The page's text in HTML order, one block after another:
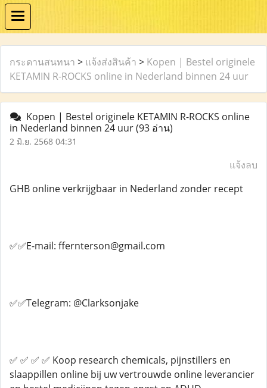
กระดานสนทนา > แจ้งส่งสินค้า > Kopen | Bestel originele
KETAMIN R-ROCKS online in Nederland binnen 24 uur
Kopen | Bestel originele KETAMIN R-ROCKS online
in Nederland binnen 24 uur(93 อ่าน)
2 มิ.ย. 2568 04:31
แจ้งลบ
GHB online verkrijgbaar in Nederland zonder recept
✅✅E-mail: ffernterson@gmail.com
✅✅Telegram: @Clarksonjake
✅ ✅ ✅ ✅ Koop research chemicals, pijnstillers en
slaappillen online bij uw vertrouwde online leverancier